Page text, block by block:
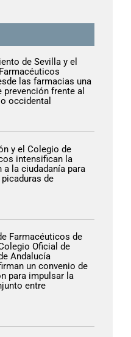
de Sevilla y el
las farmacias una
prevención frente al
occidental
y el Colegio de
intensifican la
a la ciudadanía para
de
Farmacéuticos de
Oficial de
Andalucía
un convenio de
para impulsar la
entre